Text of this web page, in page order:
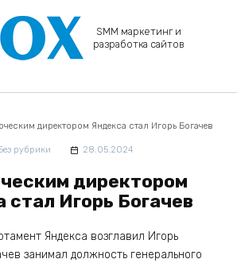
SMM маркетинг и
разработка сайтов
директором Яндекса стал Игорь Богачев
рубрики 28.05.2024
директором
стал Игорь Богачев
Яндекса возглавил Игорь
занимал должность генерального